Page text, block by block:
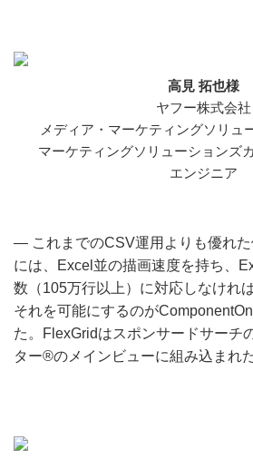
高見 拓也様
ヤフー株式会社
メディア・マーケティングソリュ
マーケティングソリューションズ
エンジニア
― これまでのCSV運用よりも優れ
には、Excel並の描画速度を持ち、
数（105万行以上）に対応しなけれ
それを可能にするのが
た。FlexGridはスポンサードサーチ
ター®のメインビューに組み込まれた